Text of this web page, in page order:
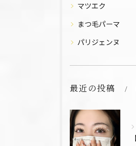
マツエク
まつ毛パーマ
パリジェンヌ
最近の投稿